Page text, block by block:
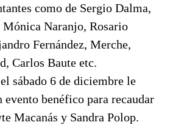
como de Sergio Dalma,
Naranjo, Rosario
Fernández, Merche,
Carlos Baute etc.
sábado 6 de diciembre le
evento benéfico para recaudar
Macanás y Sandra Polop.